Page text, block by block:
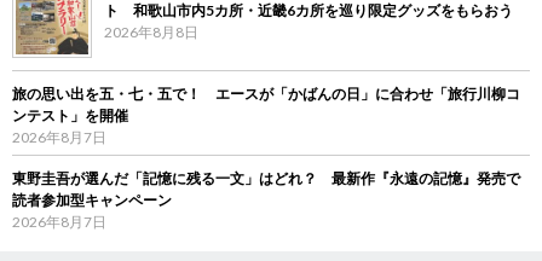
ト 和歌山市内5カ所・近畿6カ所を巡り限定グッズをもらおう
2026年8月8日
旅の思い出を五・七・五で！ エースが「かばんの日」に合わせ「旅行川柳コ
ンテスト」を開催
2026年8月7日
東野圭吾が選んだ「記憶に残る一文」はどれ？ 最新作『永遠の記憶』発売で
読者参加型キャンペーン
2026年8月7日